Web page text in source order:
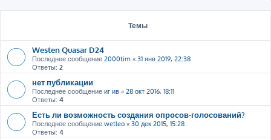
Темы
Westen Quasar D24
Последнее сообщение 2000tim « 31 янв 2019, 22:38
Ответы: 2
нет публикации
Последнее сообщение иг ив « 28 окт 2016, 18:11
Ответы: 4
Есть ли возможность создания опросов-голосований?
Последнее сообщение wetleo « 30 дек 2015, 15:28
Ответы: 4